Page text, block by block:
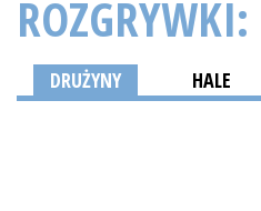
ROZGRYWKI:
DRUŻYNY HALE